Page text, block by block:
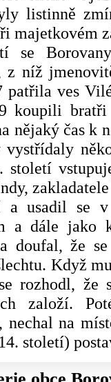
listinně
majetkovém
se
z níž
patřila ves
koupili
nějaký čas k
vystřídaly
století
a usadil se
a dále jako
doufal, že
Když
rozhodl, že
založí.
nechal na
století)